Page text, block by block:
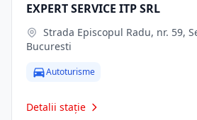
EXPERT SERVICE ITP SRL
Bucuresti
Autoturisme
Detalii stație